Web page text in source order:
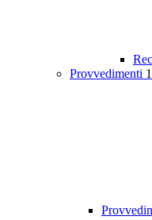
Provvedimenti